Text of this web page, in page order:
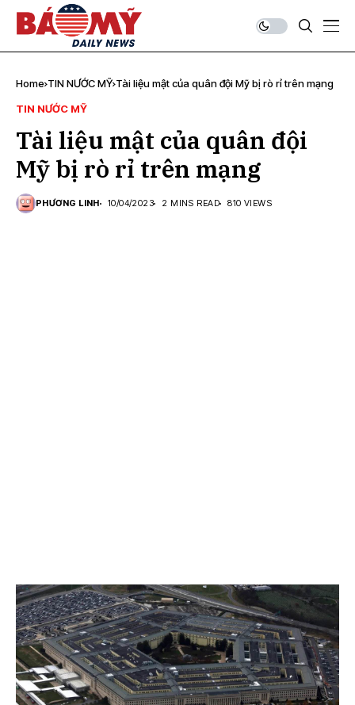
Home TIN NƯỚC MỸ Tài liệu mật của quân đội Mỹ bị rò rỉ trên mạng
TIN NƯỚC MỸ
Tài liệu mật của quân đội
Mỹ bị rò rỉ trên mạng
PHƯƠNG LINH 10/04/2023 2 MINS READ 810 VIEWS